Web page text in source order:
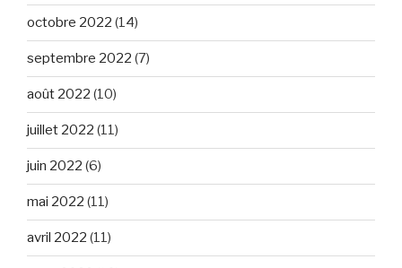
octobre 2022 (14)
septembre 2022 (7)
août 2022 (10)
juillet 2022 (11)
juin 2022 (6)
mai 2022 (11)
avril 2022 (11)